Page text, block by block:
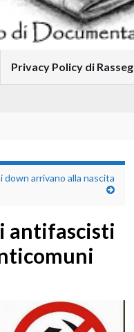
Privacy Policy di
down arrivano alla nascita
antifascisti